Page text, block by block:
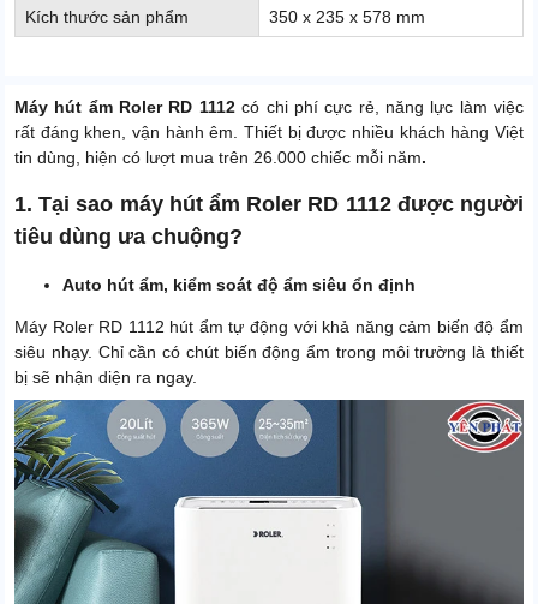
Kích thước sản phẩm 350 x 235 x 578 mm
Máy hút ẩm Roler RD 1112có chi phí cực rẻ, năng lực làm việc
rất đáng khen, vận hành êm. Thiết bị được nhiều khách hàng Việt
tin dùng, hiện có lượt mua trên 26.000 chiếc mỗi năm.
1. Tại sao máy hút ẩm Roler RD 1112 được người
tiêu dùng ưa chuộng?
Auto hút ẩm, kiểm soát độ ẩm siêu ổn định
Máy Roler RD 1112 hút ẩm tự động với khả năng cảm biến độ ẩm
siêu nhạy. Chỉ cần có chút biến động ẩm trong môi trường là thiết
bị sẽ nhận diện ra ngay.